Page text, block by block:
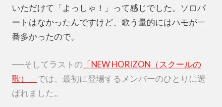
いただけて「よっしゃ！」って感じでした。ソロパ
ートはなかったんですけど、歌う量的にはハモが一
番多かったので。
──そしてラストの 「NEW HORIZON（スクールの
歌）」 では、最初に登場するメンバーのひとりに選
ばれました。